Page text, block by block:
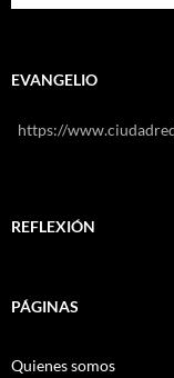
EVANGELIO
https://
REFLEXIÓN
PÁGINAS
Quienes somos